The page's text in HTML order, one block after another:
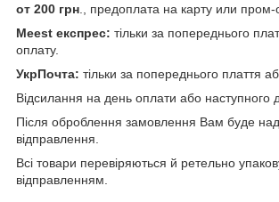
от 200 грн ., предоплата на карту или пром-
Meest експрес: тільки за попереднього
оплату.
УкрПочта: тільки за попереднього плаття
Відсилання на день оплати або наступного
Після оброблення замовлення Вам буде
відправлення.
Всі товари перевіряються й ретельно
відправленням.